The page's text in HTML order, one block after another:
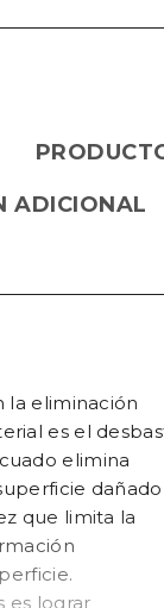
ADICIONAL
la eliminación
es el
elimina
que limita la
es lograr